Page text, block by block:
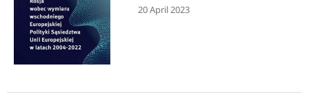
20 April 2023